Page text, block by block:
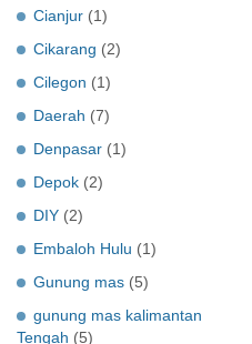
Cianjur (1)
Cikarang (2)
Cilegon (1)
Daerah (7)
Denpasar (1)
Depok (2)
DIY (2)
Embaloh Hulu (1)
Gunung mas (5)
gunung mas kalimantan
Tengah (5)